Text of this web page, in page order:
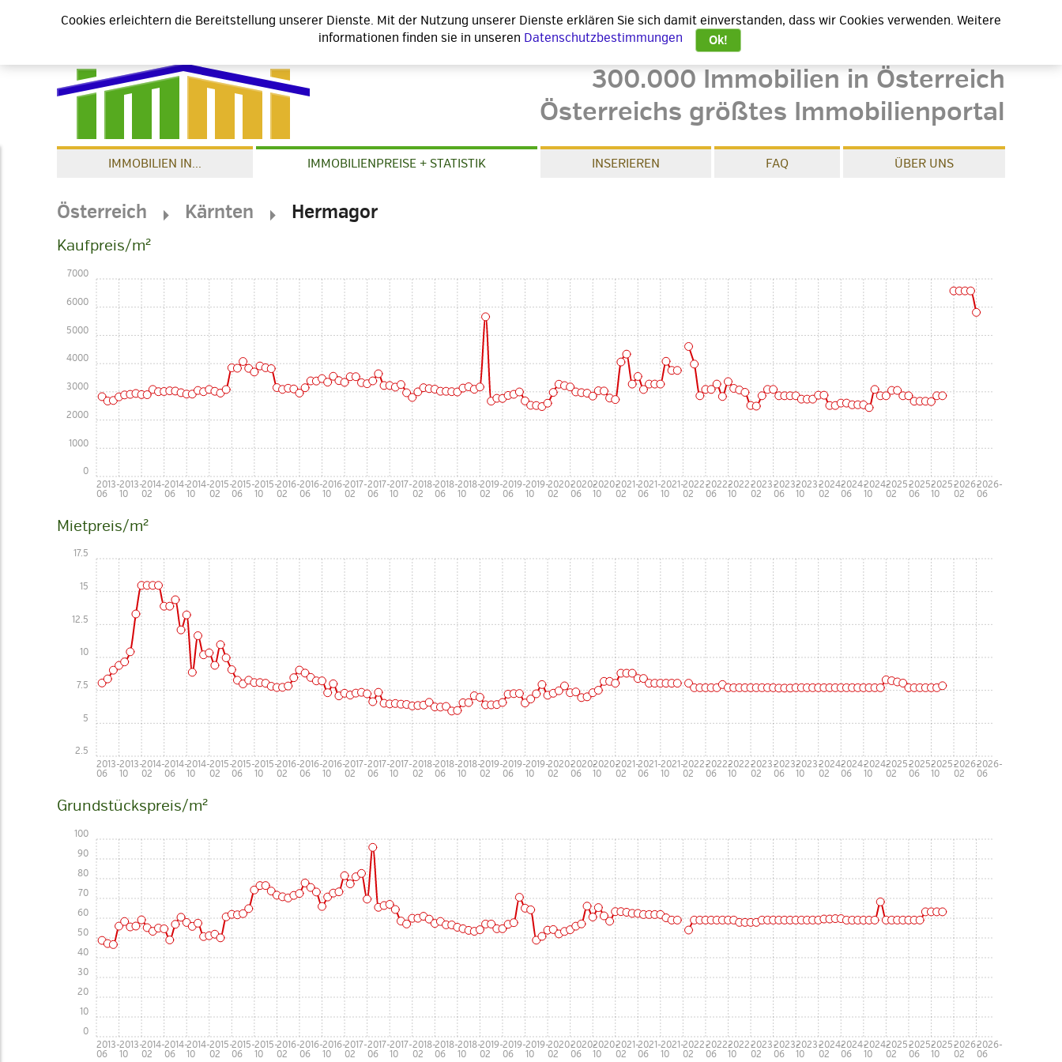
300.000 Immobilien in Österreich
Österreichs größtes Immobilienportal
IMMOBILIEN IN... IMMOBILIENPREISE + STATISTIK INSERIEREN FAQ ÜBER UNS
Österreich Kärnten Hermagor
Kaufpreis/m²
2013-
06
2013-
10
2014-
02
2014-
06
2014-
10
2015-
02
2015-
06
2015-
10
2016-
02
2016-
06
2016-
10
2017-
02
2017-
06
2017-
10
2018-
02
2018-
06
2018-
10
2019-
02
2019-
06
2019-
10
2020-
02
2020-
06
2020-
10
2021-
02
2021-
06
2021-
10
2022-
02
2022-
06
2022-
10
2023-
02
2023-
06
2023-
10
2024-
02
2024-
06
2024-
10
2025-
02
2025-
06
2025-
10
2026-
02
2026-
06
0
1000
2000
3000
4000
5000
6000
7000
Mietpreis/m²
2013-
06
2013-
10
2014-
02
2014-
06
2014-
10
2015-
02
2015-
06
2015-
10
2016-
02
2016-
06
2016-
10
2017-
02
2017-
06
2017-
10
2018-
02
2018-
06
2018-
10
2019-
02
2019-
06
2019-
10
2020-
02
2020-
06
2020-
10
2021-
02
2021-
06
2021-
10
2022-
02
2022-
06
2022-
10
2023-
02
2023-
06
2023-
10
2024-
02
2024-
06
2024-
10
2025-
02
2025-
06
2025-
10
2026-
02
2026-
06
2.5
5
7.5
10
12.5
15
17.5
Grundstückspreis/m²
2013-
06
2013-
10
2014-
02
2014-
06
2014-
10
2015-
02
2015-
06
2015-
10
2016-
02
2016-
06
2016-
10
2017-
02
2017-
06
2017-
10
2018-
02
2018-
06
2018-
10
2019-
02
2019-
06
2019-
10
2020-
02
2020-
06
2020-
10
2021-
02
2021-
06
2021-
10
2022-
02
2022-
06
2022-
10
2023-
02
2023-
06
2023-
10
2024-
02
2024-
06
2024-
10
2025-
02
2025-
06
2025-
10
2026-
02
2026-
06
0
10
20
30
40
50
60
70
80
90
100
Cookies erleichtern die Bereitstellung unserer Dienste. Mit der Nutzung unserer Dienste erklären Sie sich damit einverstanden, dass wir Cookies verwenden. Weitere
informationen finden sie in unseren Datenschutzbestimmungen Ok!